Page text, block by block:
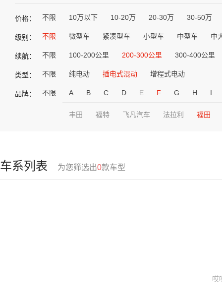
价格： 不限 10万以下 10-20万 20-30万 30-50万
级别： 不限 微型车 紧凑型车 小型车 中型车 中
续航： 不限 100-200公里 200-300公里 300-400公里
类型： 不限 纯电动 插电式混动 增程式电动
品牌： 不限 A B C D E F G H I
丰田 福特 飞凡汽车 法拉利 福田
车系列表 为您筛选出0款车型
哎